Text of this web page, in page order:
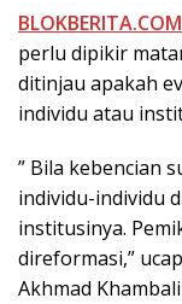
BLOKBERITA.COM
perlu dipikir
ditinjau apakah
individu atau
” Bila kebencian
individu-individu
institusinya.
direformasi,”
Akhmad